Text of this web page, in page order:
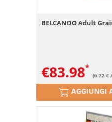
BELCANDO Adult
€83.98 (6.72 €
AGGIUNGI